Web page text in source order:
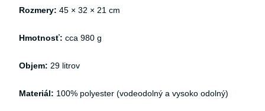
Rozmery: 45 × 32 × 21 cm
Hmotnosť: cca 980 g
Objem: 29 litrov
Materiál: 100% polyester (vodeodolný a vysoko odolný)